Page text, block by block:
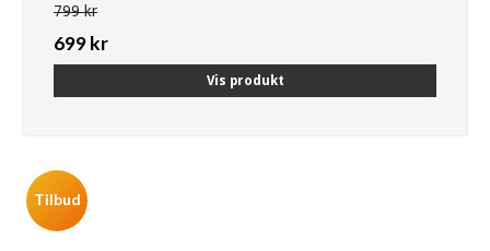
799 kr
699 kr
Vis produkt
Tilbud